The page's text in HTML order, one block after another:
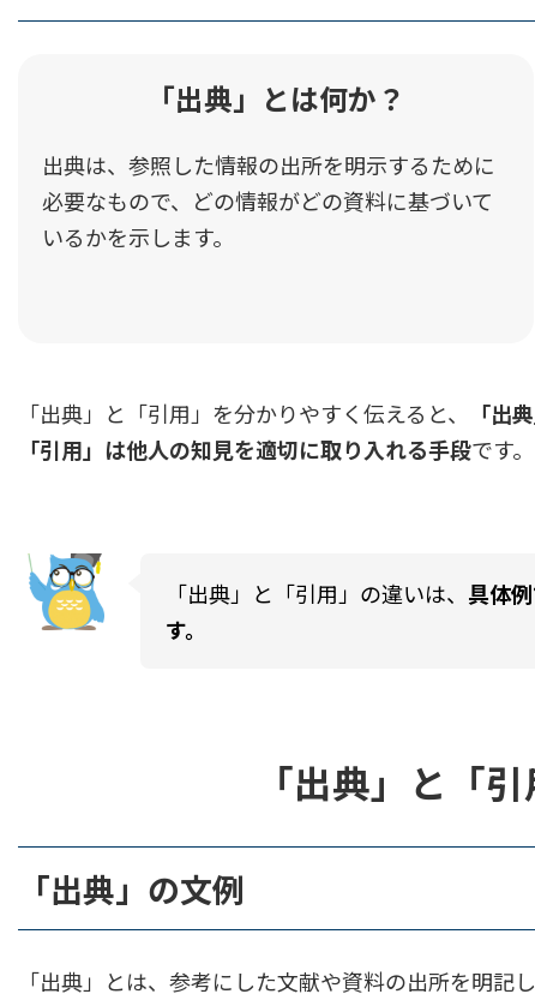
3.1.学術文献における「出典」の必要性
3.2.論文で「出典」が記載されない理由
3.3.適切な「出典」の選び方
4. 「引用」の目的と使い方
4.3.引用ルールと法的制約
5.2.「出典」と「引用」のバランスの取り
6.3.信頼性の低い「出典」の選別
「出典」とは何か？
出典は、参照した情報の出所を明示するために
必要なもので、どの情報がどの資料に基づいて
いるかを示します。
「出典」と「引用」を分かりやすく伝えると、 「出
「引用」は他人の知見を適切に取り入れる手段です。
「出典」と「引用」の違いは、 具体
す。
「出典」と「
「出典」の文例
「出典」とは、参考にした文献や資料の出所を明記